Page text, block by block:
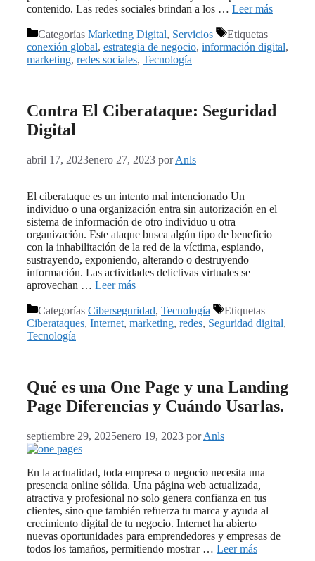
contenido. Las redes sociales brindan a los … Leer más
Categorías Marketing Digital, Servicios
Etiquetas
conexión global, estrategia de negocio, información digital,
marketing, redes sociales, Tecnología
Contra El Ciberataque: Seguridad
Digital
abril 17, 2023enero 27, 2023 porAnls
El ciberataque es un intento mal intencionado Un
individuo o una organización entra sin autorización en el
sistema de información de otro individuo u otra
organización. Este ataque busca algún tipo de beneficio
con la inhabilitación de la red de la víctima, espiando,
sustrayendo, exponiendo, alterando o destruyendo
información. Las actividades delictivas virtuales se
aprovechan … Leer más
Categorías Ciberseguridad, Tecnología
Etiquetas
Ciberataques, Internet, marketing, redes, Seguridad digital,
Tecnología
Qué es una One Page y una Landing
Page Diferencias y Cuándo Usarlas.
septiembre 29, 2025enero 19, 2023 porAnls
En la actualidad, toda empresa o negocio necesita una
presencia online sólida. Una página web actualizada,
atractiva y profesional no solo genera confianza en tus
clientes, sino que también refuerza tu marca y ayuda al
crecimiento digital de tu negocio. Internet ha abierto
nuevas oportunidades para emprendedores y empresas de
todos los tamaños, permitiendo mostrar … Leer más